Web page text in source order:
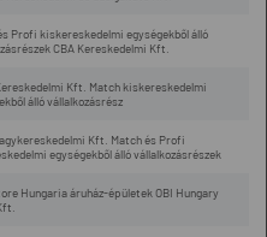
Profi kiskereskedelmi egységekből álló
CBA Kereskedelmi Kft.
Kft. Match kiskereskedelmi
álló vállalkozásrész
Kft. Match és Profi
egységekből álló vállalkozásrészek
Hungaria áruház-épületek OBI Hungary